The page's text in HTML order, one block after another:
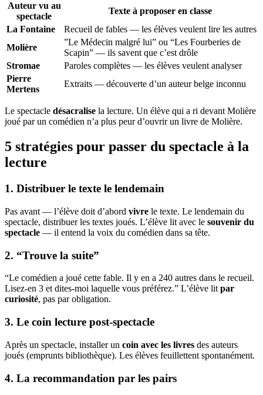
Auteur vu au
spectacle
Texte à proposer en classe
La Fontaine
Recueil de fables — les élèves veulent lire les autres
Molière
”Le Médecin malgré lui” ou “Les Fourberies de
Scapin” — ils savent que c’est drôle
Stromae
Paroles complètes — les élèves veulent analyser
Pierre
Mertens
Extraits — découverte d’un auteur belge inconnu
Le spectacle désacralise la lecture. Un élève qui a ri devant Molière
joué par un comédien n’a plus peur d’ouvrir un livre de Molière.
5 stratégies pour passer du spectacle à la
lecture
1. Distribuer le texte le lendemain
Pas avant — l’élève doit d’abord vivre le texte. Le lendemain du
spectacle, distribuer les textes joués. L’élève lit avec le souvenir du
spectacle — il entend la voix du comédien dans sa tête.
2. “Trouve la suite”
“Le comédien a joué cette fable. Il y en a 240 autres dans le recueil.
Lisez-en 3 et dites-moi laquelle vous préférez.” L’élève litpar
curiosité, pas par obligation.
3. Le coin lecture post-spectacle
Après un spectacle, installer un coin avec les livres des auteurs
joués (emprunts bibliothèque). Les élèves feuillettent spontanément.
4. La recommandation par les pairs